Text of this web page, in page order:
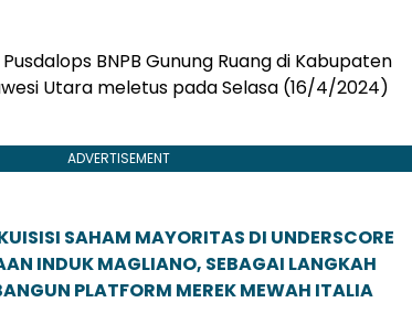
BNPB Gunung Ruang di Kabupaten
Utara meletus pada Selasa (16/4/2024)
ADVERTISEMENT
SAHAM MAYORITAS DI UNDERSCORE
INDUK MAGLIANO, SEBAGAI LANGKAH
PLATFORM MEREK MEWAH ITALIA